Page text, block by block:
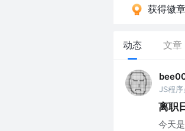
获得徽
动态 文章
JS程序
离职
今天